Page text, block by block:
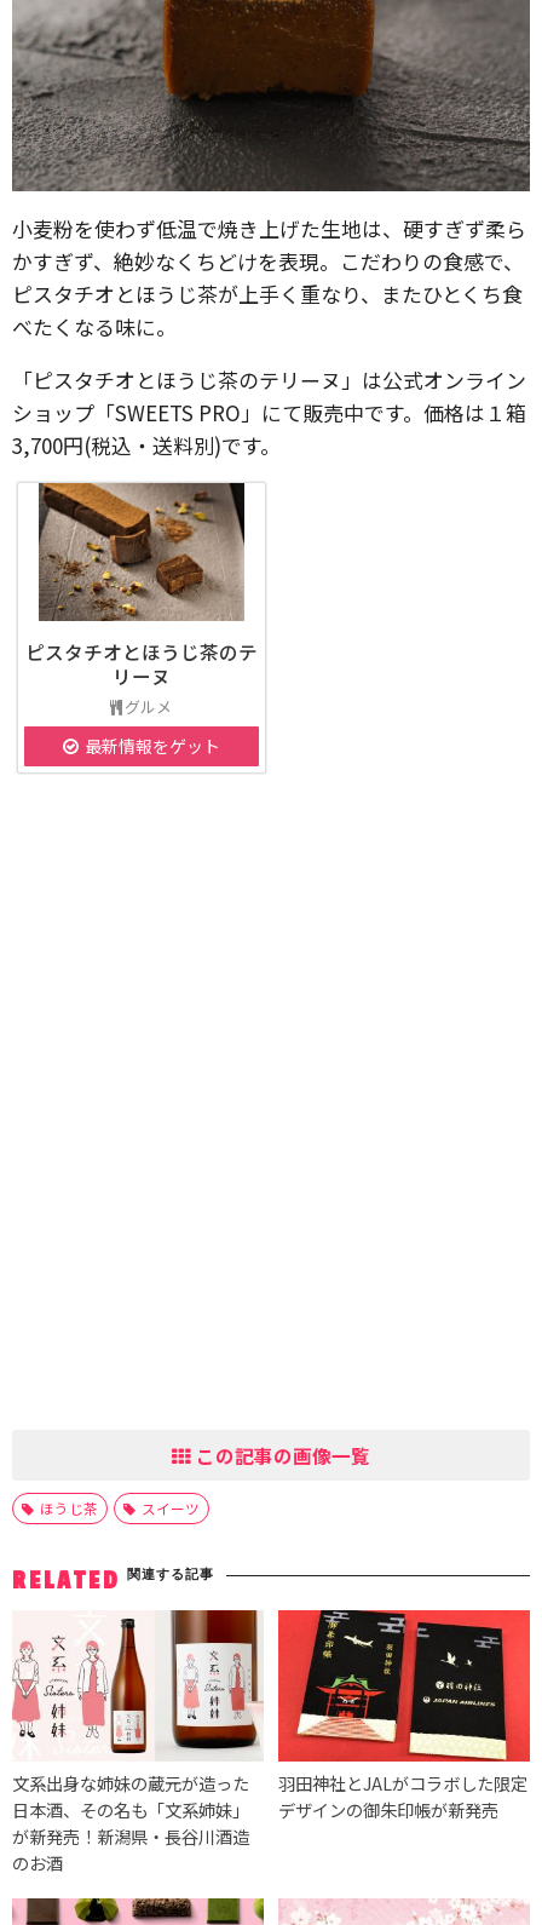
小麦粉を使わず低温で焼き上げた生地は、硬すぎず柔ら
かすぎず、絶妙なくちどけを表現。こだわりの食感で、
ピスタチオとほうじ茶が上手く重なり、またひとくち食
べたくなる味に。
「ピスタチオとほうじ茶のテリーヌ」は公式オンライン
ショップ「SWEETS PRO」にて販売中です。価格は１箱
3,700円(税込・送料別)です。
ピスタチオとほうじ茶のテ
リーヌ
グルメ
最新情報をゲット
この記事の画像一覧
ほうじ茶 スイーツ
RELATED 関連する記事
文系出身な姉妹の蔵元が造った
日本酒、その名も「文系姉妹」
が新発売！新潟県・長谷川酒造
のお酒
羽田神社とJALがコラボした限定
デザインの御朱印帳が新発売